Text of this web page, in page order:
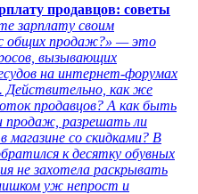
продавцов: советы
зарплату своим
общих продаж?» — это
вызывающих
на интернет-форумах
Действительно, как же
продавцов? А как быть
продаж, разрешать ли
магазине со скидками? В
к десятку обувных
не захотела раскрывать
уж непрост и